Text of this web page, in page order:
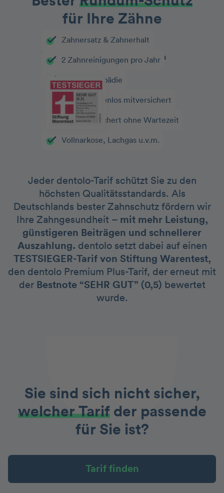
für Ihre Zähne
Zahnersatz & Zahnerhalt
2 Zahnreinigungen pro Jahr
Kieferorthopädie
Kinder kostenlos mitversichert
Sofort versichert ohne Wartezeit
Vollnarkose, Lachgas u.v.m.
Jeder dentolo-Tarif schützt Sie zu den
höchsten Qualitätsstandards. Als
Deutschlands bester Zahnschutz fördern wir
Ihre Zahngesundheit – mit mehr Leistung,
günstigeren Beiträgen und schnellerer
Auszahlung. dentolo setzt dabei auf einen
TESTSIEGER-Tarif von Stiftung Warentest,
den dentolo Premium Plus-Tarif, der erneut mit
der Bestnote “SEHR GUT” (0,5) bewertet
wurde.
Sie sind sich nicht sicher,
welcher Tarifder passende
für Sie ist?
Tarif finden